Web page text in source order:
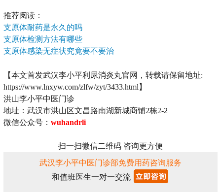
推荐阅读：
支原体耐药是永久的吗
支原体检测方法有哪些
支原体感染无症状究竟要不要治
【本文首发武汉李小平利尿消炎丸官网，转载请保留地址:
https://www.lnxyw.com/zlfw/zyt/3433.html】
洪山李小平中医门诊
地址：武汉市洪山区文昌路南湖新城商铺2栋2-2
微信公众号： wuhandrli
扫一扫微信二维码 咨询更方便
武汉李小平中医门诊部免费用药咨询服务
和值班医生一对一交流